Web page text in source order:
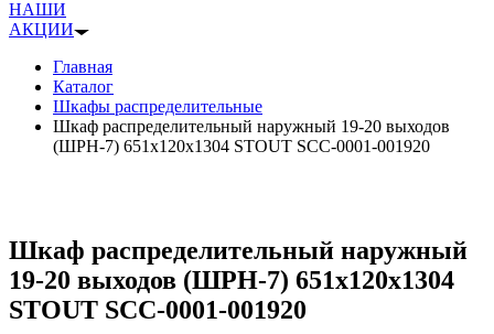
НАШИ
АКЦИИ
Главная
Каталог
Шкафы распределительные
Шкаф распределительный наружный 19-20 выходов
(ШРН-7) 651х120х1304 STOUT SCC-0001-001920
Шкаф распределительный наружный
19-20 выходов (ШРН-7) 651х120х1304
STOUT SCC-0001-001920